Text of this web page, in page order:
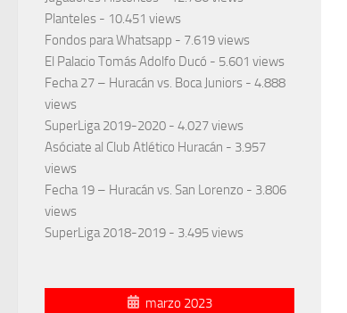
Planteles - 10.451 views
Fondos para Whatsapp - 7.619 views
El Palacio Tomás Adolfo Ducó - 5.601 views
Fecha 27 – Huracán vs. Boca Juniors - 4.888
views
SuperLiga 2019-2020 - 4.027 views
Asóciate al Club Atlético Huracán - 3.957
views
Fecha 19 – Huracán vs. San Lorenzo - 3.806
views
SuperLiga 2018-2019 - 3.495 views
marzo 2023